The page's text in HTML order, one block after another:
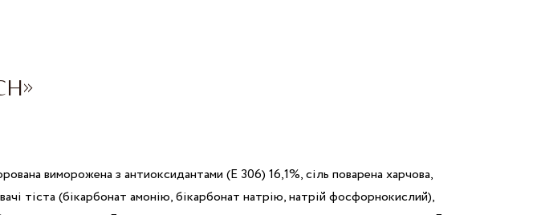
виморожена з антиоксидантами (Е 306) 16,1%, сіль поварена харчова,
тіста (бікарбонат амонію, бікарбонат натрію, натрій фосфорнокислий),